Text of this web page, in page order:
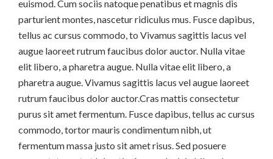
euismod. Cum sociis natoque penatibus et magnis dis
parturient montes, nascetur ridiculus mus. Fusce dapibus,
tellus ac cursus commodo, to Vivamus sagittis lacus vel
augue laoreet rutrum faucibus dolor auctor. Nulla vitae
elit libero, a pharetra augue. Nulla vitae elit libero, a
pharetra augue. Vivamus sagittis lacus vel augue laoreet
rutrum faucibus dolor auctor.Cras mattis consectetur
purus sit amet fermentum. Fusce dapibus, tellus ac cursus
commodo, tortor mauris condimentum nibh, ut
fermentum massa justo sit amet risus. Sed posuere